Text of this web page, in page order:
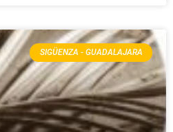
SIGÜENZA - GUADALAJARA